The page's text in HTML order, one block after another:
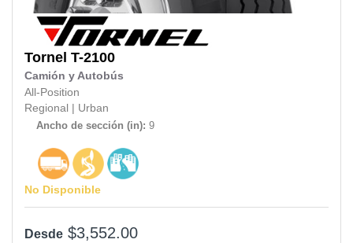
Tornel T-2100
Camión y Autobús
All-Position
Regional
Urban
Ancho de sección (in): 9
No Disponible
Desde $3,552.00